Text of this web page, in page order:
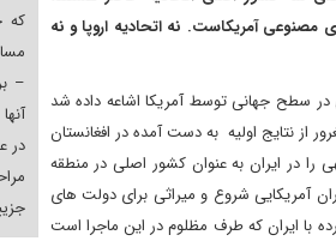
که
–
در
آمریکاست. نه اتحادیه اروپا و نه
سطح جهانی توسط آمریکا اشاعه داده شد
از نتایج اولیه به دست آمده در افغانستان
در ایران به عنوان کشور اصلی در منطقه
آمریکایی شروع و میراثی برای دولت های
با ایران که طرف مظلوم در این ماجرا است